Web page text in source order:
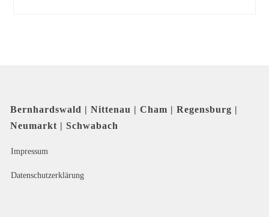
Bernhardswald | Nittenau | Cham | Regensburg |
Neumarkt | Schwabach
Impressum
Datenschutzerklärung